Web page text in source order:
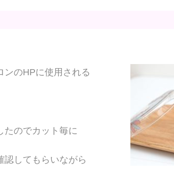
ンのHPに使用される
たのでカット毎に
認してもらいながら